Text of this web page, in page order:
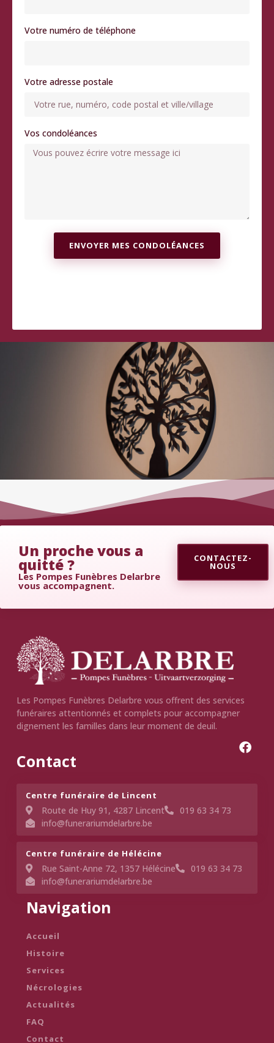
Votre numéro de téléphone
Votre adresse postale
Vos condoléances
ENVOYER MES CONDOLÉANCES
Un proche vous a
quitté ?
Les Pompes Funèbres Delarbre
vous accompagnent.
CONTACTEZ-
NOUS
Les Pompes Funèbres Delarbre vous offrent des services
funéraires attentionnés et complets pour accompagner
dignement les familles dans leur moment de deuil.
Navigation
Accueil
Histoire
Services
Nécrologies
Actualités
FAQ
Contact
Contact
Centre funéraire de Lincent​
Route de Huy 91, 4287 Lincent
019 63 34 73
info@funerariumdelarbre.be
Centre funéraire de Hélécine
Rue Saint-Anne 72, 1357 Hélécine
019 63 34 73
info@funerariumdelarbre.be